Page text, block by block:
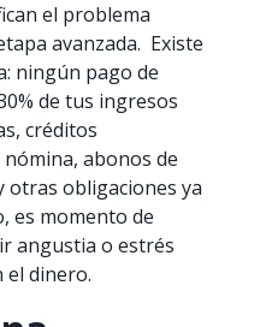
el problema
avanzada. Existe
ningún pago de
de tus ingresos
créditos
abonos de
otras obligaciones ya
es momento de
angustia o estrés
el dinero.